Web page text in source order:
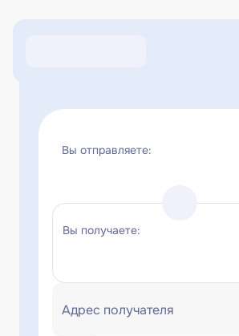
Вы отправляете:
Вы получаете:
Адрес получателя